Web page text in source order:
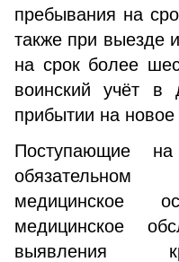
пребывания на
также при выезде
на срок более
воинский учёт в
прибытии на
Поступающие
медицинское
медицинское
выявления